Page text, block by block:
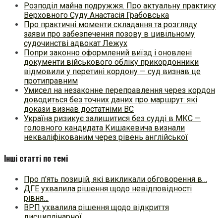
Розподіл майна подружжя. Про актуальну практику
Верховного Суду Анастасія Грабовська
Про практичні моменти складання та розгляду
заяви про забезпечення позову в цивільному
судочинстві адвокат Лежух
Попри законно оформлений виїзд і оновлені
документи військового обліку прикордонники
відмовили у перетині кордону — суд визнав це
протиправним
Умисел на незаконне переправлення через кордон
доводиться без точних даних про маршрут: які
докази визнав достатніми ВС
Україна ризикує залишитися без судді в МКС —
головного кандидата Кишакевича визнали
некваліфікованим через рівень англійської
Інші статті по темі
Про п'ять позицій, які викликали обговорення в…
ДГЕ ухвалила рішення щодо невідповідності
рівня…
ВРП ухвалила рішення щодо відкриття